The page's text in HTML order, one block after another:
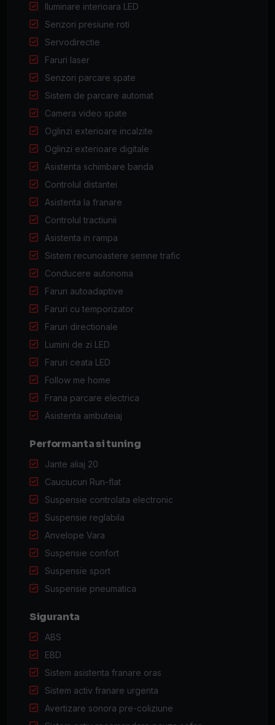
Iluminare interioara LED
Senzori presiune roti
Servodirectie
Faruri laser
Senzori parcare spate
Sistem de parcare automat
Camera video spate
Oglinzi exterioare incalzite
Oglinzi exterioare digitale
Asistenta schimbare banda
Controlul distantei
Asistenta la franare
Controlul tractiunii
Asistenta in rampa
Sistem recunoastere semne trafic
Conducere autonoma
Faruri autoadaptive
Faruri cu temporizator
Faruri directionale
Lumini de zi LED
Faruri ceata LED
Follow me home
Frana parcare electrica
Asistenta ambuteiaj
Performanta si tuning
Jante aliaj 20
Cauciucuri Run-flat
Suspensie controlata electronic
Suspensie reglabila
Anvelope Vara
Suspensie confort
Suspensie sport
Suspensie pneumatica
Siguranta
ABS
EBD
Sistem asistenta franare oras
Sistem activ franare urgenta
Avertizare sonora pre-coliziune